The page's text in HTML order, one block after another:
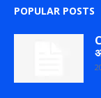
POPULAR POSTS